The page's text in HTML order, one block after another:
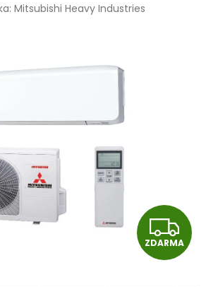
Mitsubishi Heavy Industries
Z
D
ZDARMA